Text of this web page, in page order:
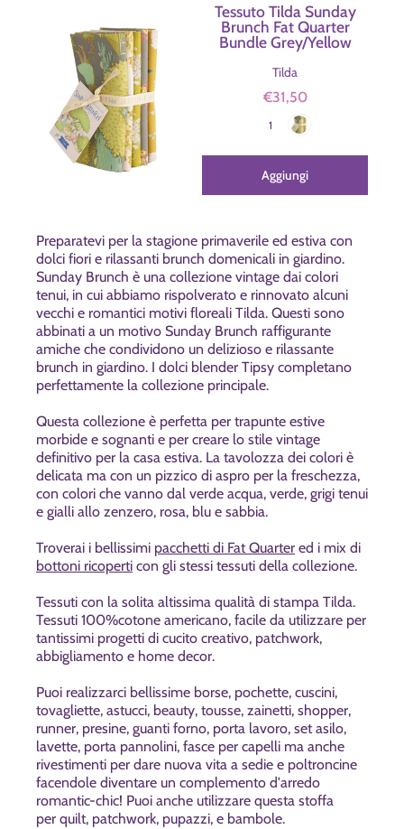
Tessuto Tilda Sunday
Brunch Fat Quarter
Bundle Grey/Yellow
Tilda
€31,50
Colore
1
Aggiungi
Preparatevi per la stagione primaverile ed estiva con
dolci fiori e rilassanti brunch domenicali in giardino.
Sunday Brunch è una collezione vintage dai colori
tenui, in cui abbiamo rispolverato e rinnovato alcuni
vecchi e romantici motivi floreali Tilda. Questi sono
abbinati a un motivo Sunday Brunch raffigurante
amiche che condividono un delizioso e rilassante
brunch in giardino. I dolci blender Tipsy completano
perfettamente la collezione principale.
Questa collezione è perfetta per trapunte estive
morbide e sognanti e per creare lo stile vintage
definitivo per la casa estiva. La tavolozza dei colori è
delicata ma con un pizzico di aspro per la freschezza,
con colori che vanno dal verde acqua, verde, grigi tenui
e gialli allo zenzero, rosa, blu e sabbia.
Troverai i bellissimi pacchetti di Fat Quarter ed i mix di
bottoni ricoperti con gli stessi tessuti della collezione.
Tessuti con la solita altissima qualità di stampa Tilda.
Tessuti 100%cotone americano, facile da utilizzare per
tantissimi progetti di cucito creativo, patchwork,
abbigliamento e home decor.
Puoi realizzarci bellissime borse, pochette, cuscini,
tovagliette, astucci, beauty, tousse, zainetti, shopper,
runner, presine, guanti forno, porta lavoro, set asilo,
lavette, porta pannolini, fasce per capelli ma anche
rivestimenti per dare nuova vita a sedie e poltroncine
facendole diventare un complemento d'arredo
romantic-chic! Puoi anche utilizzare questa stoffa
per quilt, patchwork, pupazzi, e bambole.